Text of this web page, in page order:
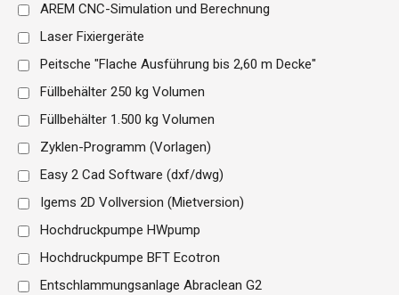
AREM CNC-Simulation und Berechnung
Laser Fixiergeräte
Peitsche "Flache Ausführung bis 2,60 m Decke"
Füllbehälter 250 kg Volumen
Füllbehälter 1.500 kg Volumen
Zyklen-Programm (Vorlagen)
Easy 2 Cad Software (dxf/dwg)
Igems 2D Vollversion (Mietversion)
Hochdruckpumpe HWpump
Hochdruckpumpe BFT Ecotron
Entschlammungsanlage Abraclean G2